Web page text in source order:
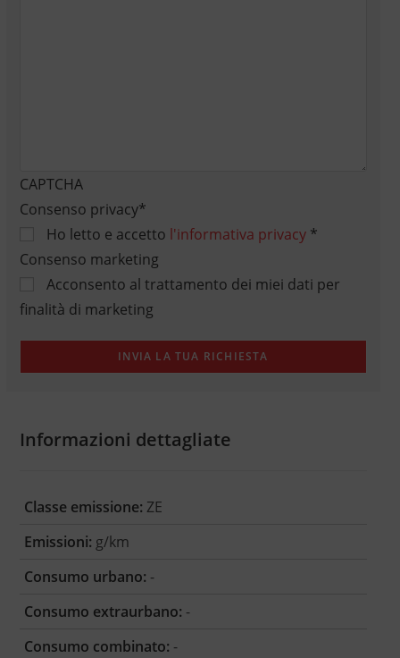
CAPTCHA
Consenso privacy*
Ho letto e accetto l'informativa privacy*
Consenso marketing
Acconsento al trattamento dei miei dati per
finalità di marketing
Informazioni dettagliate
Classe emissione: ZE
Emissioni: g/km
Consumo urbano: -
Consumo extraurbano: -
Consumo combinato: -